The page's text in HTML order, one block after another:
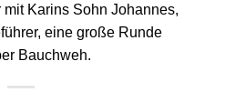
Karins Sohn Johannes,
eine große Runde
Bauchweh.